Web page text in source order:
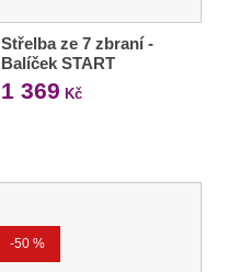
Střelba ze 7 zbraní -
Balíček START
1 369 Kč
-50 %